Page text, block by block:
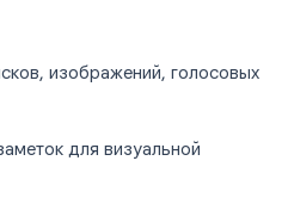
изображений, голосовых
для визуальной